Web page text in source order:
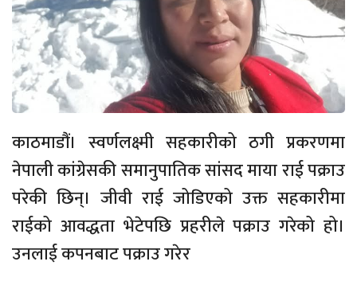
काठमाडौं। स्वर्णलक्ष्मी सहकारीको ठगी प्रकरणमा
नेपाली कांग्रेसकी समानुपातिक सांसद माया राई पक्राउ
परेकी छिन्। जीवी राई जोडिएको उक्त सहकारीमा
राईको आवद्धता भेटेपछि प्रहरीले पक्राउ गरेको हो।
उनलाई कपनबाट पक्राउ गरेर